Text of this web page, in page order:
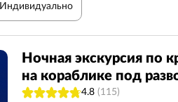
Для детей23
Индивидуально
Ночная экскурсия по
на кораблике под
4.8 (115)